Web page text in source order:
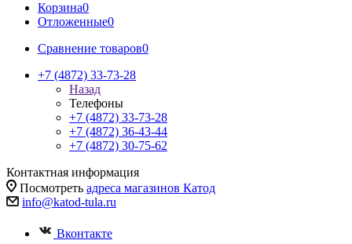
Корзина0
Отложенные0
Сравнение товаров0
+7 (4872) 33-73-28
Назад
Телефоны
+7 (4872) 33-73-28
+7 (4872) 36-43-44
+7 (4872) 30-75-62
Контактная информация
Посмотреть адреса магазинов Катод
info@katod-tula.ru
Вконтакте